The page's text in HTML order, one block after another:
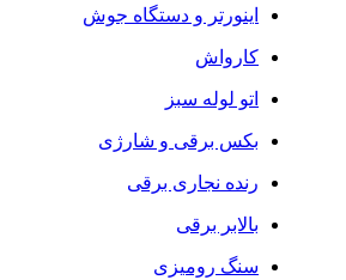
اینورتر و دستگاه جوش
کارواش
اتو لوله سبز
بکس برقی و شارژی
رنده نجاری برقی
بالابر برقی
سنگ رومیزی